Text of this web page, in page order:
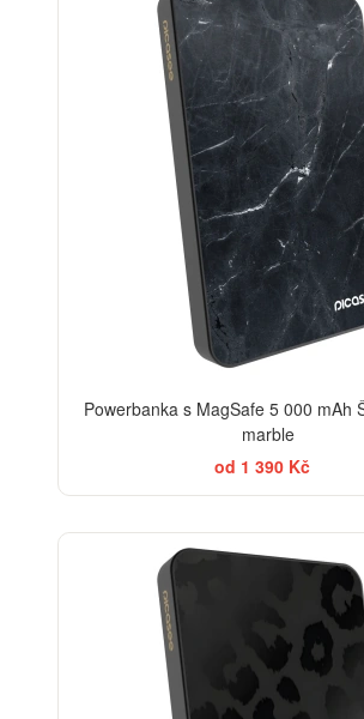
Powerbanka s MagSafe 5 000 mAh
marble
od 1 390 Kč